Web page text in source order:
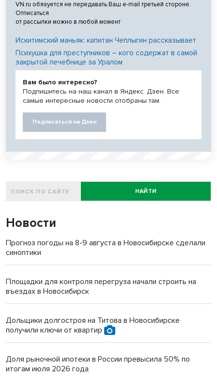
VN.ru обязуется не передавать Ваш e-mail третьей стороне.
Отписаться
от рассылки можно в любой момент
Искитимский маньяк: капитан Чеплыгин рассказывает
Психушка для преступников – кого содержат в самой
закрытой лечебнице за Уралом
Вам было интересно?
Подпишитесь на наш канал в Яндекс. Дзен. Все
самые интересные новости отобраны там.
Подписаться на Дзен
НАЙТИ
Новости
Прогноз погоды на 8-9 августа в Новосибирске сделали
синоптики
Площадки для контроля перегруза начали строить на
въездах в Новосибирск
Дольщики долгостроя на Титова в Новосибирске
получили ключи от квартир
Доля рыночной ипотеки в России превысила 50% по
итогам июля 2026 года